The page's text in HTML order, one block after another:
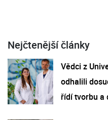
Nejčtenější články
Vědci z
odhalili
řídí tvorbu a